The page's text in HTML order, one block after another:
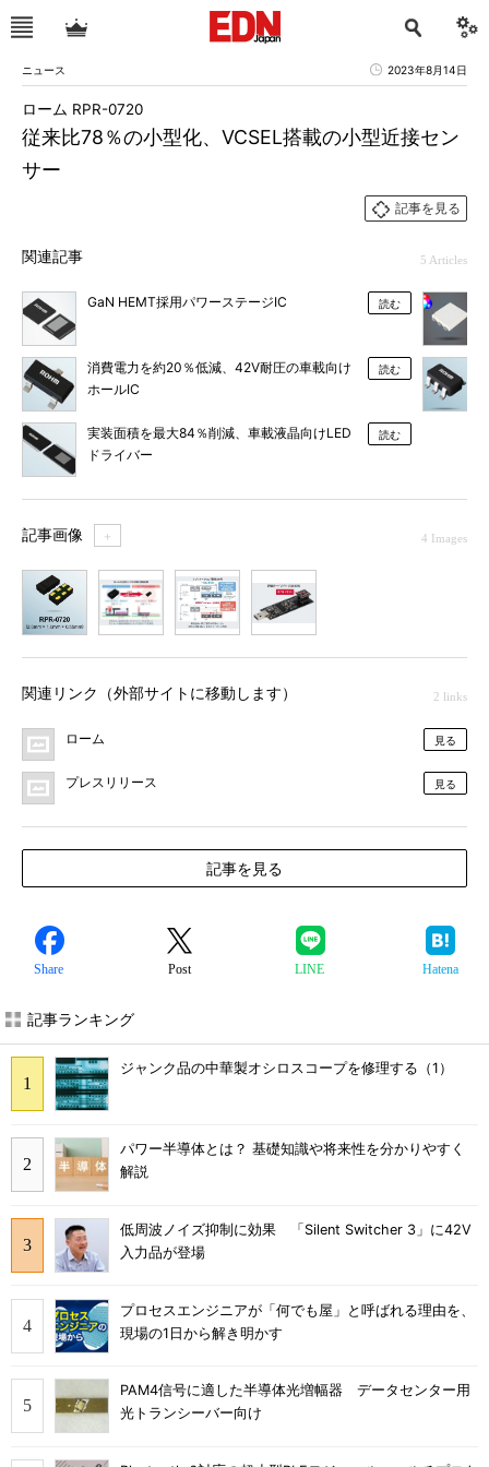
ニュース 2023年8月14日
従来比78％の小型化、VCSEL搭載の小型近接セン
サー
ローム RPR-0720
記事を見る
関連記事 5 Articles
GaN HEMT採用パワーステージIC 読む
消費電力を約20％低減、42V耐圧の車載向け
ホールIC
読む
実装面積を最大84％削減、車載液晶向けLED
ドライバー
読む
記事画像 ＋ 4 Images
関連リンク（外部サイトに移動します） 2 links
ローム 見る
プレスリリース 見る
記事を見る
Share Post LINE Hatena
記事ランキング
ジャンク品の中華製オシロスコープを修理する（1）
パワー半導体とは？ 基礎知識や将来性を分かりやすく
解説
低周波ノイズ抑制に効果 「Silent Switcher 3」に42V
入力品が登場
プロセスエンジニアが「何でも屋」と呼ばれる理由を、
現場の1日から解き明かす
PAM4信号に適した半導体光増幅器 データセンター用
光トランシーバー向け